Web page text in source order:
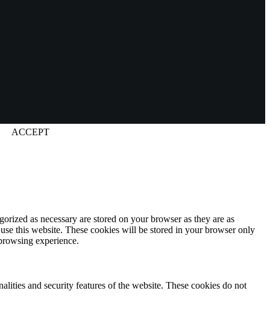
ACCEPT
as necessary are stored on your browser as they are as
this website. These cookies will be stored in your browser only
experience.
and security features of the website. These cookies do not